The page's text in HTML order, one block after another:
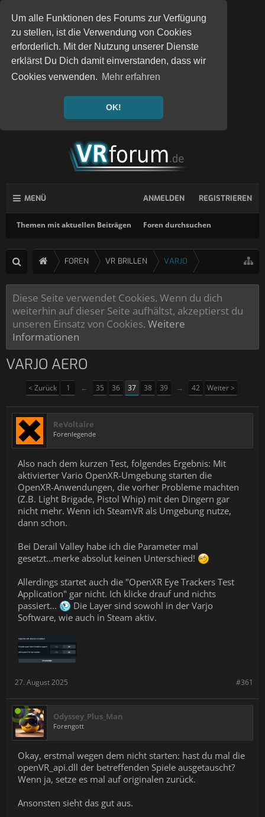
Um alle Funktionen des Forums zur Verfügung
zu stellen, ist die Verwendung von Cookies
erforderlich. Mit der Nutzung unserer Dienste
erklärst Du Dich damit einverstanden, dass wir
Cookies verwenden. Mehr erfahren
OK!
MENÜ
Themen mit aktuellen Beiträgen Foren durchsuchen
ANMELDEN REGISTRIEREN
FOREN VR BRILLEN VARJO
Diese Seite verwendet Cookies. Wenn du dich
weiterhin auf dieser Seite aufhältst, akzeptierst du
unseren Einsatz von Cookies. Weitere
Informationen
VARJO AERO
< Zurück 1 ← 35 36 37 38 39 → 42 Weiter >
ReVoltaire
Forenlegende
Also nach dem kurzen Test, folgendes Ergebnis: Mit
aktivierter Vario OpenXR-Umgebung starten die
OpenXR-Anwendungen, die vorher Probleme machten
(Z.B. Light Brigade, Pistol Whip) mit den Dingern gar
nicht mehr. Wenn ich SteamVR als Umgebung nutze,
dann schon.
Bei Derail Valley habe ich die Parameter mal
gesetzt...merke absolut keinen Unterschied!
Allerdings startet auch die "OpenXR Eye Trackers Test
Application" gar nicht. Ich klicke drauf und nichts
passiert...
Die Layer sind sowohl in der Varjo
Software, wie auch in Steam aktiv.
#361
27. August 2025
Odyssey_Plus_Man
Forengott
Okay, erstmal wegen dem nicht starten: hast du mal die
openVR_api.dll der betreffenden Spiele ausgetauscht?
Wenn ja, setze es mal auf originalen zurück.
Ansonsten sieht das gut aus.